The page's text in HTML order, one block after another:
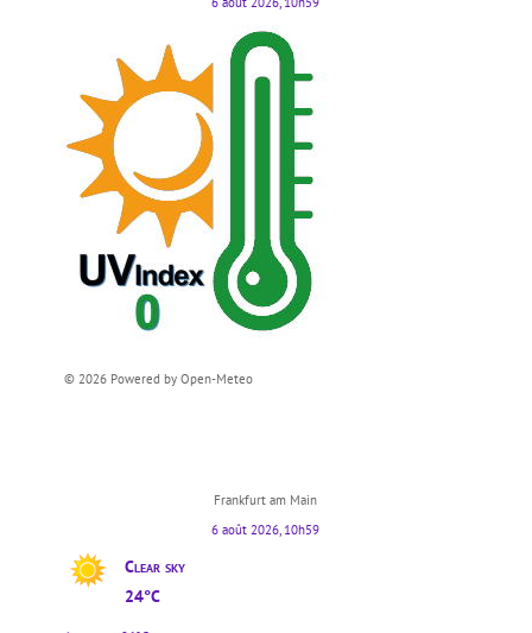
© 2026 Powered by Open-Meteo
Frankfurt am Main
6 août 2026, 10h59
Clear sky
24°C